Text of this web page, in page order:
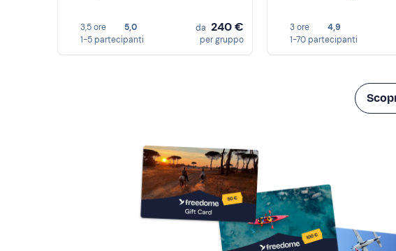
3,5 ore
5,0
1-5 partecipanti
da 240 €
per gruppo
3 ore
4,9
1-70 partecipanti